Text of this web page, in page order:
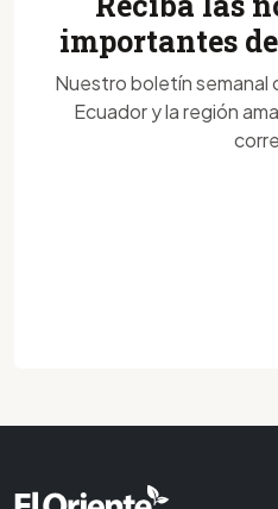
importantes
Nuestro boletín semanal
Ecuador y la región